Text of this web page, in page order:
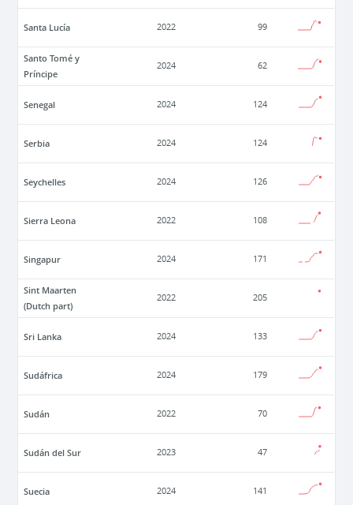
Santa Lucía 2022 99
Santo Tomé y
Príncipe
2024 62
Senegal 2024 124
Serbia 2024 124
Seychelles 2024 126
Sierra Leona 2022 108
Singapur 2024 171
Sint Maarten
(Dutch part)
2022 205
Sri Lanka 2024 133
Sudáfrica 2024 179
Sudán 2022 70
Sudán del Sur 2023 47
Suecia 2024 141